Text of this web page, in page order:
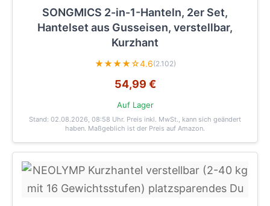
SONGMICS 2-in-1-Hanteln, 2er Set,
Hantelset aus Gusseisen, verstellbar,
Kurzhant
★★★★☆4.6(2.102)
54,99 €
Auf Lager
Stand: 02.08.2026, 08:58 Uhr. Preis inkl. MwSt., kann sich geändert
haben. Maßgeblich ist der Preis auf Amazon.